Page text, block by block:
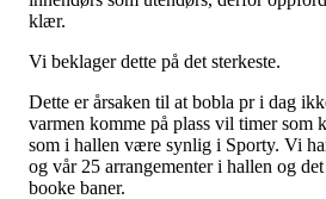
klær.
Vi beklager dette på det sterkeste.
Dette er årsaken til at bobla pr i dag
varmen komme på plass vil timer som
som i hallen være synlig i Sporty. Vi
og vår 25 arrangementer i hallen og
booke baner.